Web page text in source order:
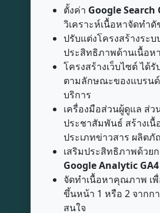
ตั้งค่า Google Search
วิเคราะห์เนื้อหาจัดทำ
ปรับแต่งโครงสร้างระบ
ประสิทธิภาพด้านเนื้อห
โครงสร้างเว็บไซต์ ได้
ตามลักษณะของแบรน
บริการ
เครื่องมือส่วนผู้ดูแล ส่ว
ประชาสัมพันธ์ สร้างเนื้
ประเภทข่าวสาร ผลิต
เสริมประสิทธิภาพด้วย
Google Analytic GA4
จัดทำเนื้อหาคุณภาพ เ
ขึ้นหน้า 1 หรือ 2 จากก
สนใจ